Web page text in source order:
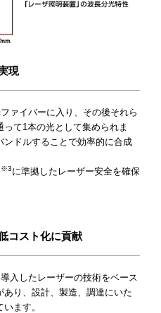
現
ァイバーに入り、その後それら
て1本の光として集められま
ドルすることで効率的に合成
※3に準拠したレーザー安全を確保
コスト化に貢献
入したレーザーの技術をベース
り、設計、製造、調達にいた
ます。